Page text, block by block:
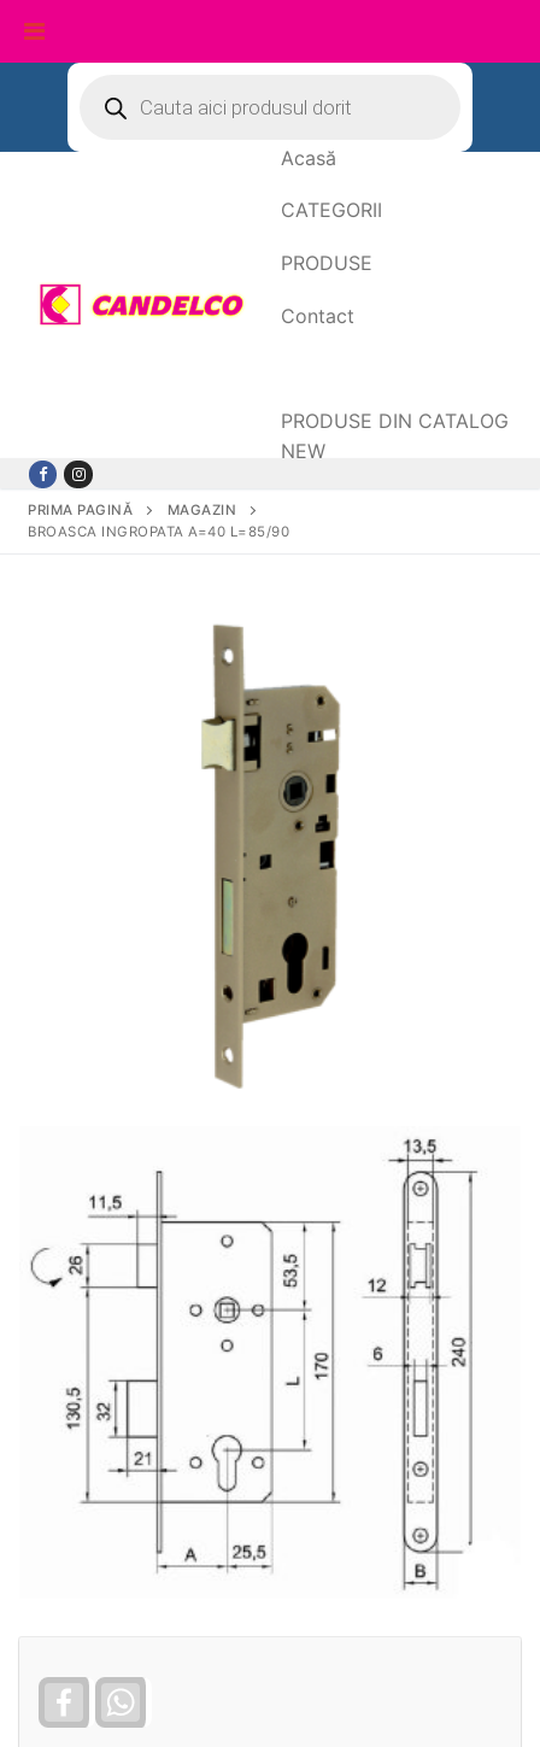
conținut
search
Acasă
CATEGORII
PRODUSE
Contact
PRODUSE DIN CATALOG
NEW
PRIMA PAGINĂ
MAGAZIN
BROASCA INGROPATA A=40 L=85/90
Facebook